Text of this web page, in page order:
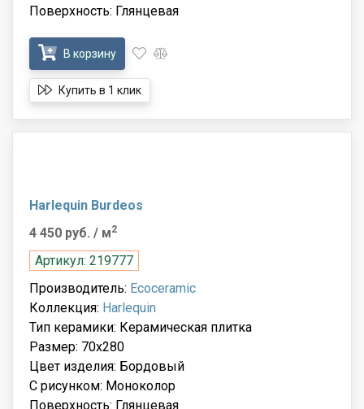
Поверхность: Глянцевая
В корзину
Купить в 1 клик
Harlequin Burdeos
4 450 руб. / м2
Артикул: 219777
Производитель: Ecoceramic
Коллекция: Harlequin
Тип керамики: Керамическая плитка
Размер: 70x280
Цвет изделия: Бордовый
С рисунком: Моноколор
Поверхность: Глянцевая